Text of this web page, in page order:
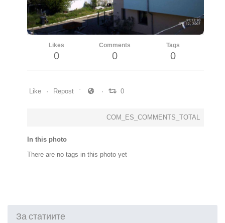
Likes
0
Comments
0
Tags
0
Like Repost 0
COM_ES_COMMENTS_TOTAL
In this photo
There are no tags in this photo yet
За статиите